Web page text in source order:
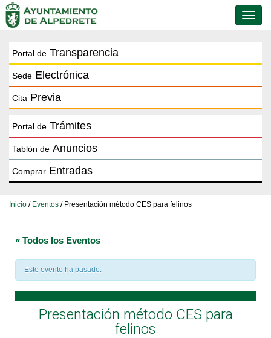
de
Portal de Transparencia
Sede Electrónica
Cita Previa
Portal de Trámites
Tablón de Anuncios
Comprar Entradas
Inicio / Eventos / Presentación método CES para felinos
« Todos los Eventos
Este evento ha pasado.
Presentación método CES para
felinos